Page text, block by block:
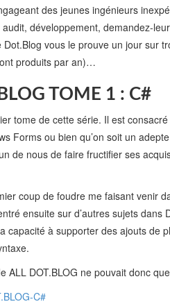
des jeunes ingénieurs
développement, demandez-
Dot.Blog vous le prouve un jour sur
produits par an)…
TOME 1 : C#
tome de cette série. Il est
Forms ou bien qu’on soit un
de nous de faire fructifier ses
coup de foudre me faisant venir
ensuite sur d’autres sujets
capacité à supporter des ajouts de
ALL DOT.BLOG ne pouvait donc
C#